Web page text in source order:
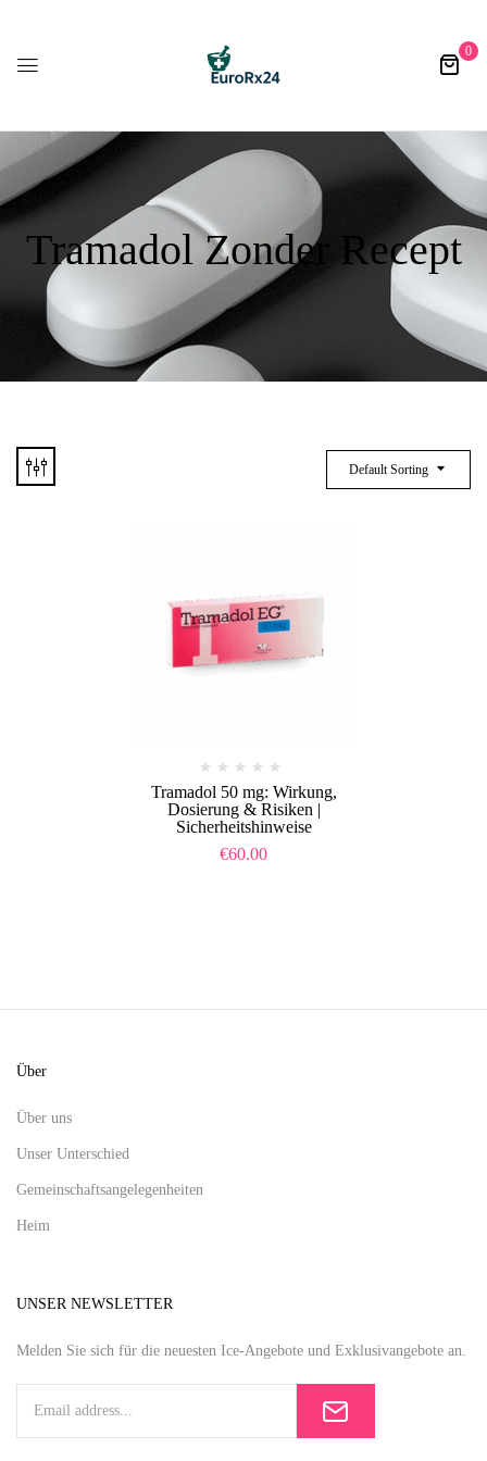
0
Tramadol Zonder Recept
Default Sorting
Tramadol 50 mg: Wirkung,
Dosierung & Risiken |
Sicherheitshinweise
€60.00
Über
Über uns
Unser Unterschied
Gemeinschaftsangelegenheiten
Heim
UNSER NEWSLETTER
Melden Sie sich für die neuesten Ice-Angebote und Exklusivangebote an.